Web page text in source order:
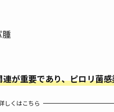
腫
が重要であり、ピロリ菌
しくはこちら